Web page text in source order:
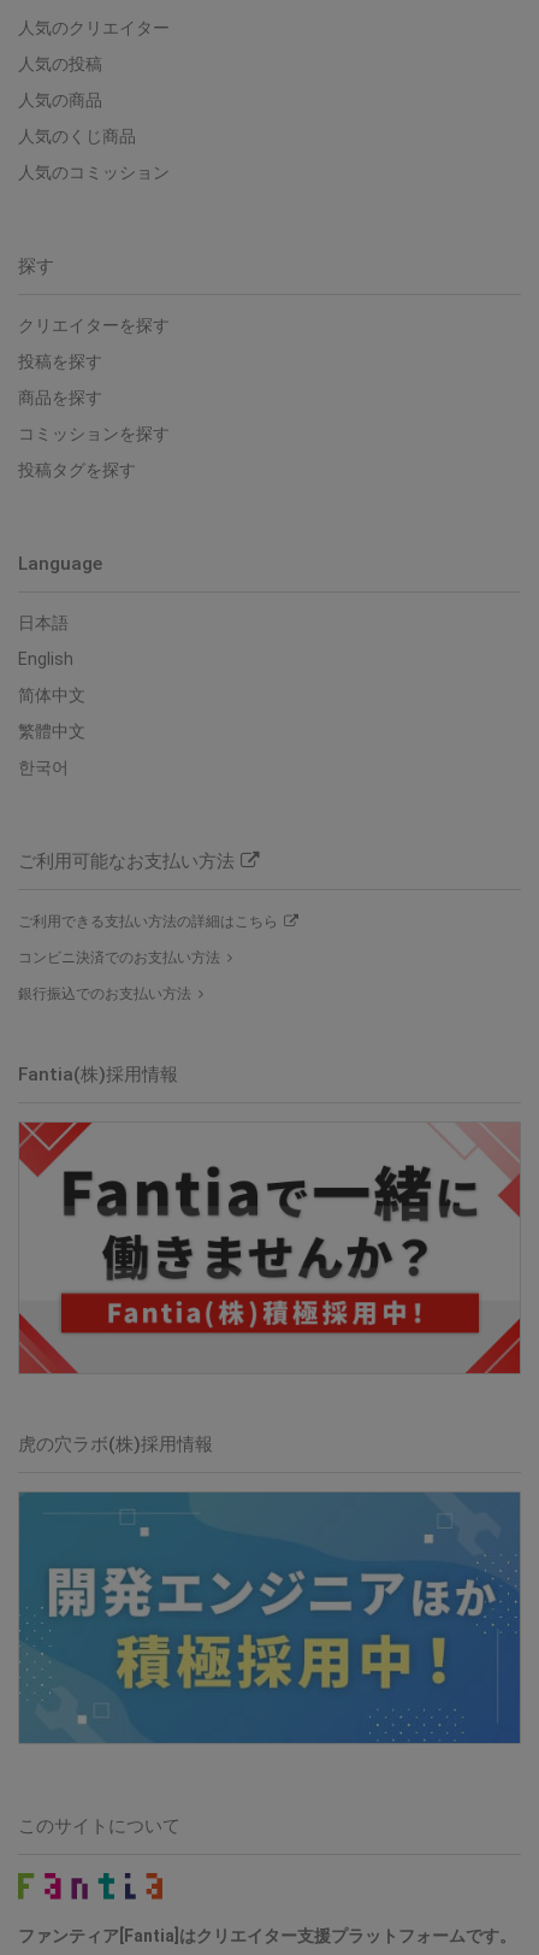
人気のクリエイター
人気の投稿
人気の商品
人気のくじ商品
人気のコミッション
探す
クリエイターを探す
投稿を探す
商品を探す
コミッションを探す
投稿タグを探す
Language
日本語
English
简体中文
繁體中文
한국어
ご利用可能なお支払い方法
ご利用できる支払い方法の詳細はこちら
コンビニ決済でのお支払い方法
銀行振込でのお支払い方法
Fantia(株)採用情報
虎の穴ラボ(株)採用情報
このサイトについて
ファンティア[Fantia]はクリエイター支援プラットフォームです。